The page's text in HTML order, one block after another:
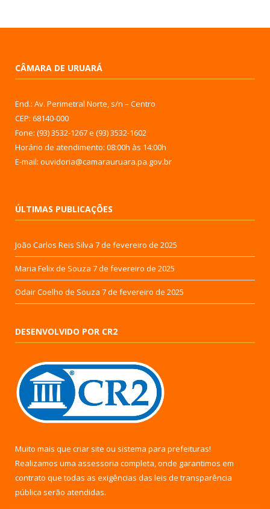
CÂMARA DE URUARÁ
End.: Av. Perimetral Norte, s/n – Centro
CEP: 68140-000
Fone: (93) 3532-1267 e (93) 3532-1602
Horário de atendimento: 08:00h às 14:00h
E-mail: ouvidoria@camarauruara.pa.gov.br
ÚLTIMAS PUBLICAÇÕES
João Carlos Reis Silva 7 de fevereiro de 2025
Maria Felix de Souza 7 de fevereiro de 2025
Odair Coelho de Souza 7 de fevereiro de 2025
DESENVOLVIDO POR CR2
Muito mais que criar site ou sistema para prefeituras!
Realizamos uma assessoria completa, onde garantimos em
contrato que todas as exigências das leis de transparência
pública serão atendidas.